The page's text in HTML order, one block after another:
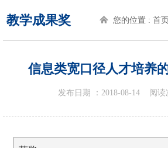
教学成果奖 您的位置 : 首页
信息类宽口径人才培养
发布日期 ： 2018-08-14阅读